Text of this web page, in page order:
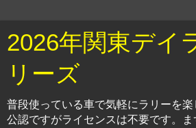
2026年関東デイ
リーズ
普段使っている車で気軽にラリーを
公認ですがライセンスは不要です。